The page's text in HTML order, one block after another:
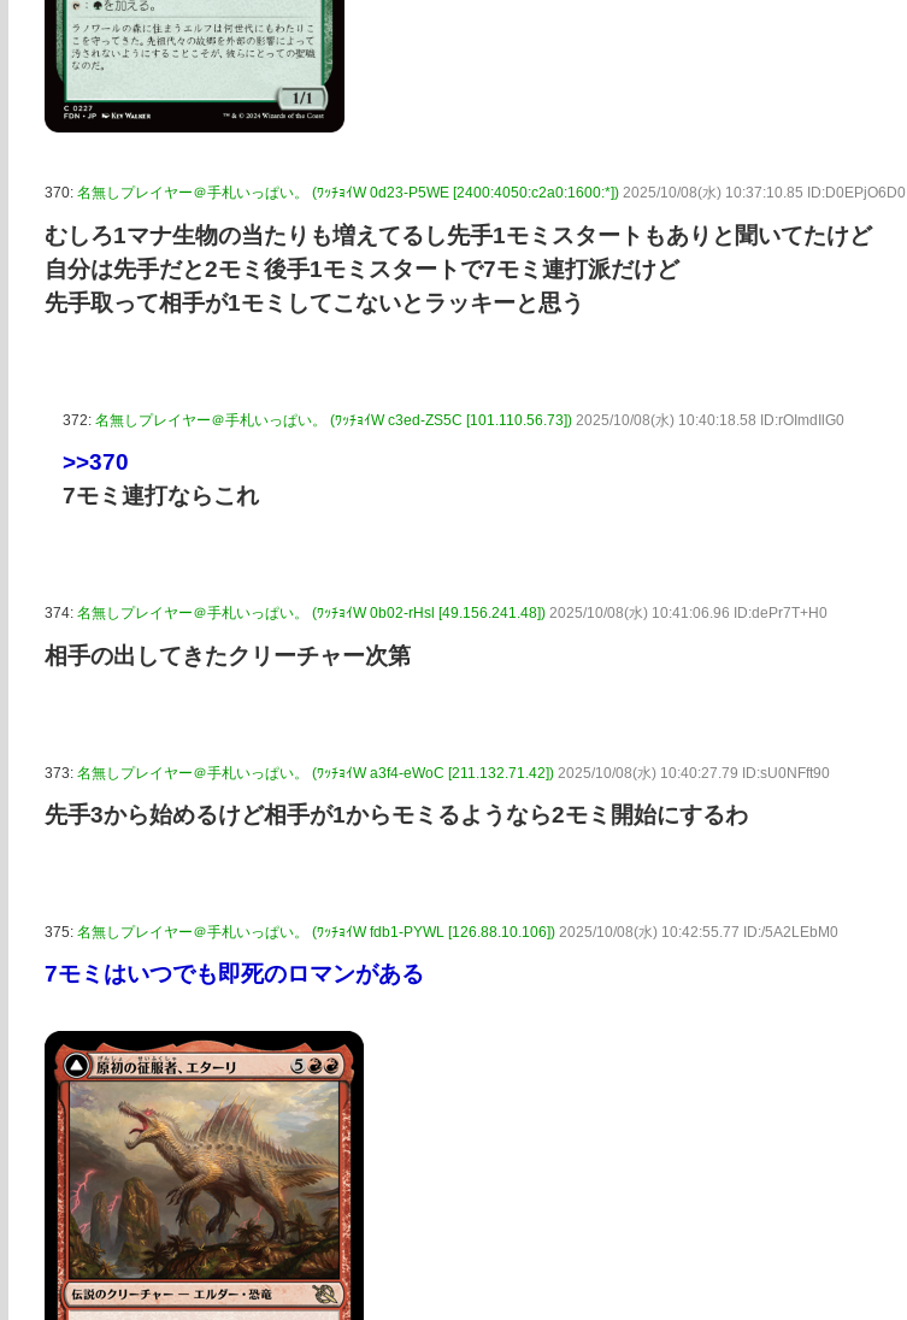
370: 名無しプレイヤー＠手札いっぱい。 (ﾜｯﾁｮｲW 0d23-P5WE [2400:4050:c2a0:1600:*]) 2025/10/08(水) 10:37:10.85 ID:D0EPjO6D0
むしろ1マナ生物の当たりも増えてるし先手1モミスタートもありと聞いてたけど
自分は先手だと2モミ後手1モミスタートで7モミ連打派だけど
先手取って相手が1モミしてこないとラッキーと思う
372: 名無しプレイヤー＠手札いっぱい。 (ﾜｯﾁｮｲW c3ed-ZS5C [101.110.56.73]) 2025/10/08(水) 10:40:18.58 ID:rOImdIlG0
>>370
7モミ連打ならこれ
374: 名無しプレイヤー＠手札いっぱい。 (ﾜｯﾁｮｲW 0b02-rHsl [49.156.241.48]) 2025/10/08(水) 10:41:06.96 ID:dePr7T+H0
相手の出してきたクリーチャー次第
373: 名無しプレイヤー＠手札いっぱい。 (ﾜｯﾁｮｲW a3f4-eWoC [211.132.71.42]) 2025/10/08(水) 10:40:27.79 ID:sU0NFft90
先手3から始めるけど相手が1からモミるようなら2モミ開始にするわ
375: 名無しプレイヤー＠手札いっぱい。 (ﾜｯﾁｮｲW fdb1-PYWL [126.88.10.106]) 2025/10/08(水) 10:42:55.77 ID:/5A2LEbM0
7モミはいつでも即死のロマンがある